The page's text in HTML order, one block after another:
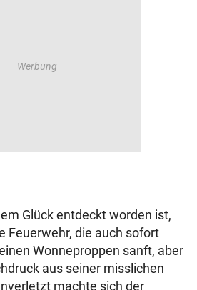
Glück entdeckt worden ist,
Feuerwehr, die auch sofort
Wonneproppen sanft, aber
aus seiner misslichen
machte sich der